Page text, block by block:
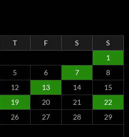
T F S
S
1
5 6 7
8
12 13 14
15
19 20 21
22
26 27 28
29